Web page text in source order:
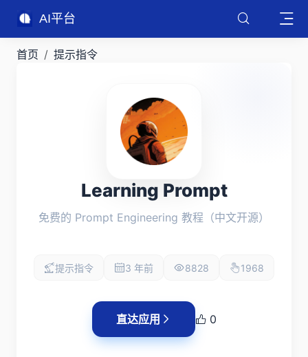
AI平台
首页 提示指令
Learning Prompt
免费的 Prompt Engineering 教程（中文开源）
提示指令 3 年前 8828 1968
直达应用 0